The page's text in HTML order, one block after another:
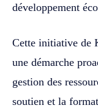
développement
Cette initiative de
une démarche
gestion des
soutien et la